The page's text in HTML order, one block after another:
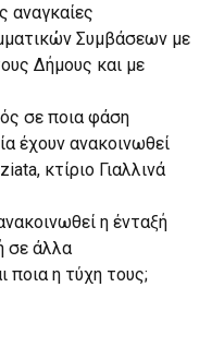
αναγκαίες
Συμβάσεων με
Δήμους και με
σε ποια φάση
έχουν ανακοινωθεί
κτίριο Γιαλλινά
η ένταξή
σε άλλα
ποια η τύχη τους;